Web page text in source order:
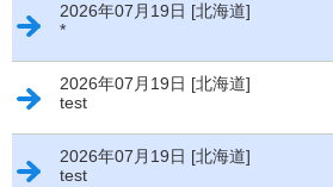
2026年07月19日 [北海道]
*
2026年07月19日 [北海道]
test
2026年07月19日 [北海道]
test